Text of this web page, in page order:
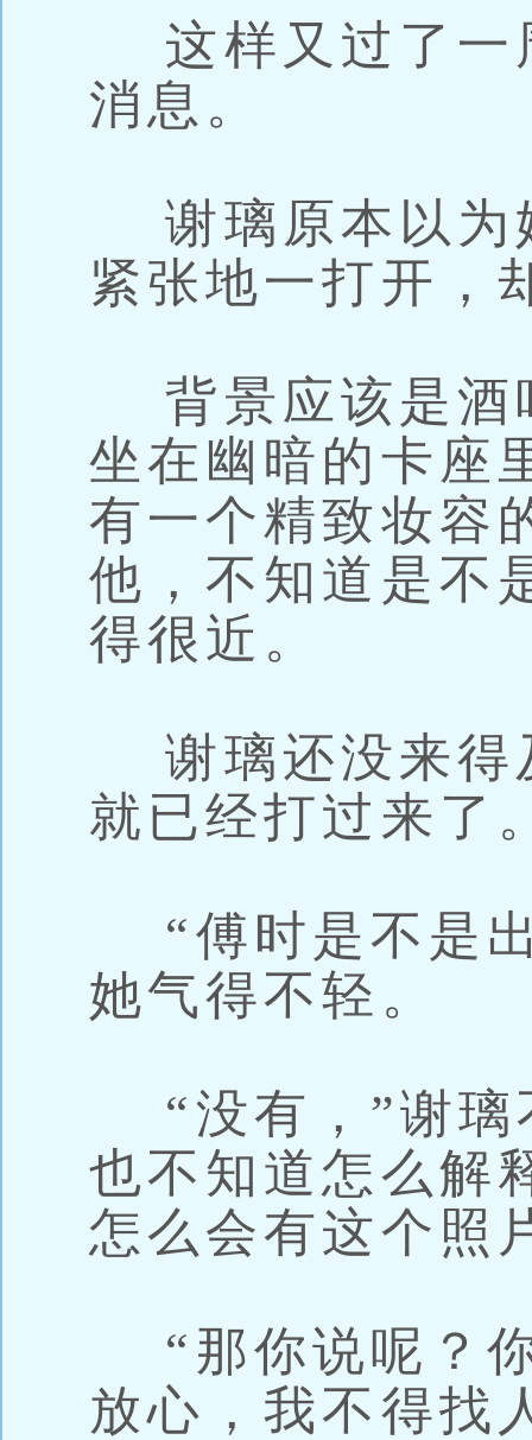
这样又过了一
消息。
谢璃原本以为
紧张地一打开，
背景应该是酒
坐在幽暗的卡座
有一个精致妆容
他，不知道是不
得很近。
谢璃还没来得
就已经打过来了
“傅时是不是
她气得不轻。
“没有，”谢璃
也不知道怎么解
怎么会有这个照
“那你说呢？
放心，我不得找